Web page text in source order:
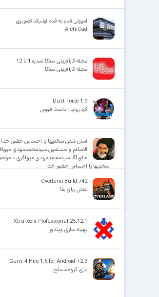
آموزش قدم به قدم آرشیکد تصویری
ArchiCad
مجله کارآفرینی ستکا شماره 1 تا 12
مجله کارآفرینی ستکا
Dust Force 1.9
گرد روب - داست فورس
آسان شدن سختیها با احساس حضور
الاسلام والمسلمین سیدمحمدمهدی میرباقری -
حاج آقا سیدمحمدمهدی میرباقری با
سختیها با احساس حضور خدا
Overland Build 742
تلاش برای بقا
XtraTools Professional 25.12.1
بهینه سازی ویندوز
Guns 4 Hire 1.5 for Android +2.3
بازی گروه مسلح